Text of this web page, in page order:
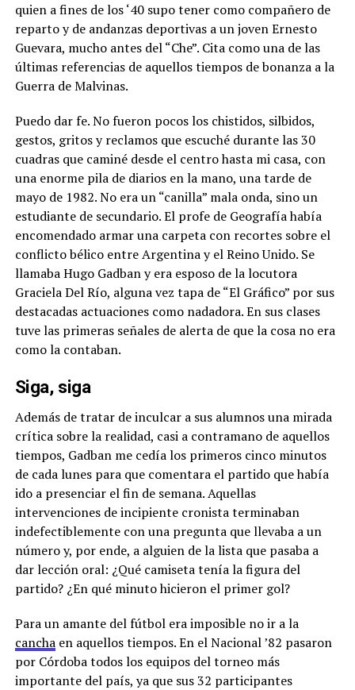
quien a fines de los ‘40 supo tener como compañero de
reparto y de andanzas deportivas a un joven Ernesto
Guevara, mucho antes del “Che”. Cita como una de las
últimas referencias de aquellos tiempos de bonanza a la
Guerra de Malvinas.
Puedo dar fe. No fueron pocos los chistidos, silbidos,
gestos, gritos y reclamos que escuché durante las 30
cuadras que caminé desde el centro hasta mi casa, con
una enorme pila de diarios en la mano, una tarde de
mayo de 1982. No era un “canilla” mala onda, sino un
estudiante de secundario. El profe de Geografía había
encomendado armar una carpeta con recortes sobre el
conflicto bélico entre Argentina y el Reino Unido. Se
llamaba Hugo Gadban y era esposo de la locutora
Graciela Del Río, alguna vez tapa de “El Gráfico” por sus
destacadas actuaciones como nadadora. En sus clases
tuve las primeras señales de alerta de que la cosa no era
como la contaban.
Siga, siga
Además de tratar de inculcar a sus alumnos una mirada
crítica sobre la realidad, casi a contramano de aquellos
tiempos, Gadban me cedía los primeros cinco minutos
de cada lunes para que comentara el partido que había
ido a presenciar el fin de semana. Aquellas
intervenciones de incipiente cronista terminaban
indefectiblemente con una pregunta que llevaba a un
número y, por ende, a alguien de la lista que pasaba a
dar lección oral: ¿Qué camiseta tenía la figura del
partido? ¿En qué minuto hicieron el primer gol?
Para un amante del fútbol era imposible no ir a la
canchaen aquellos tiempos. En el Nacional ’82 pasaron
por Córdoba todos los equipos del torneo más
importante del país, ya que sus 32 participantes